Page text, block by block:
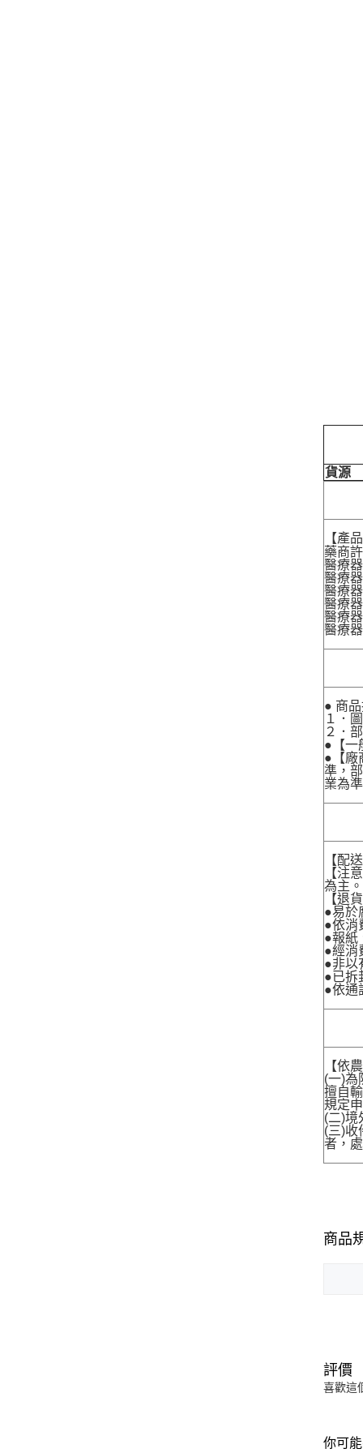
貨源
【產
藥商
醫療
醫療
醫療
醫療
醫療
醫療
● 商
１．
２．
●【一
●【廠
準，
業為
【配
【注
為主。
【退
●易於
●依消
●報紙
●經消
●非以
●已拆
●依通
【依
(一)為
擅自
規定
(二)境
(三)收
者，
商品
評價
喜歡這
你可